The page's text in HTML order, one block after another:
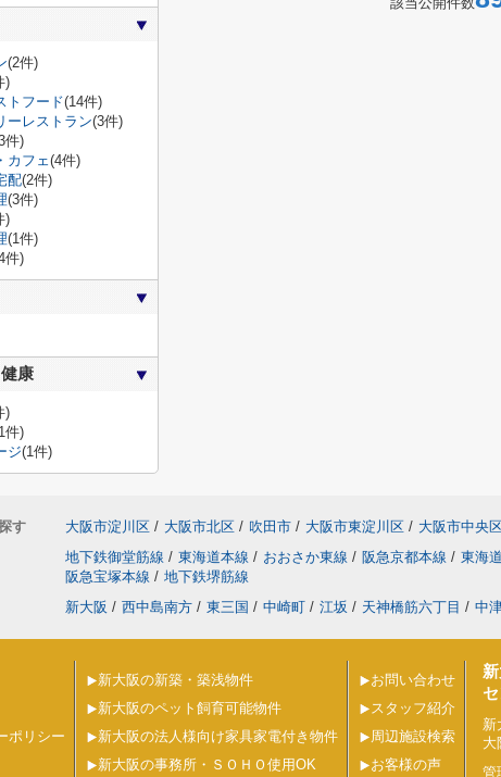
(2件)
)
トフード(14件)
ーレストラン(3件)
件)
カフェ(4件)
配(2件)
(3件)
)
(1件)
件)
康
)
件)
ジ(1件)
す 大阪市淀川区 / 大阪市北区 / 吹田市 / 大阪市東淀川区 / 大阪市中央
地下鉄御堂筋線 / 東海道本線 / おおさか東線 / 阪急京都本線 / 東海
阪急宝塚本線 / 地下鉄堺筋線
新大阪 / 西中島南方 / 東三国 / 中崎町 / 江坂 / 天神橋筋六丁目 / 中
ポリシー
新大阪の新築・築浅物件
新大阪のペット飼育可能物件
新大阪の法人様向け家具家電付き物件
新大阪の事務所・ＳＯＨＯ使用OK
お問い合わせ
スタッフ紹介
周辺施設検索
お客様の声
新
大
管